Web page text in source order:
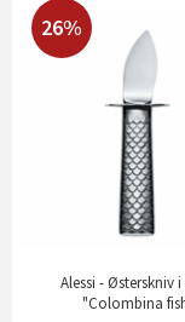
26%
Alessi - Østerskniv
"Colombina